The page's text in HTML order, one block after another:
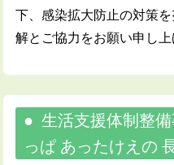
下、感染拡大防止の対策
解とご協力をお願い申し上
生活支援体制整
っぱ あったけえの